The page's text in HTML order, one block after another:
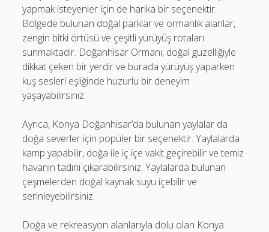
yapmak isteyenler için de harika bir seçenektir.
Bölgede bulunan doğal parklar ve ormanlık alanlar,
zengin bitki örtüsü ve çeşitli yürüyüş rotaları
sunmaktadır. Doğanhisar Ormanı, doğal güzelliğiyle
dikkat çeken bir yerdir ve burada yürüyüş yaparken
kuş sesleri eşliğinde huzurlu bir deneyim
yaşayabilirsiniz.
Ayrıca, Konya Doğanhisar’da bulunan yaylalar da
doğa severler için popüler bir seçenektir. Yaylalarda
kamp yapabilir, doğa ile iç içe vakit geçirebilir ve temiz
havanın tadını çıkarabilirsiniz. Yaylalarda bulunan
çeşmelerden doğal kaynak suyu içebilir ve
serinleyebilirsiniz.
Doğa ve rekreasyon alanlarıyla dolu olan Konya